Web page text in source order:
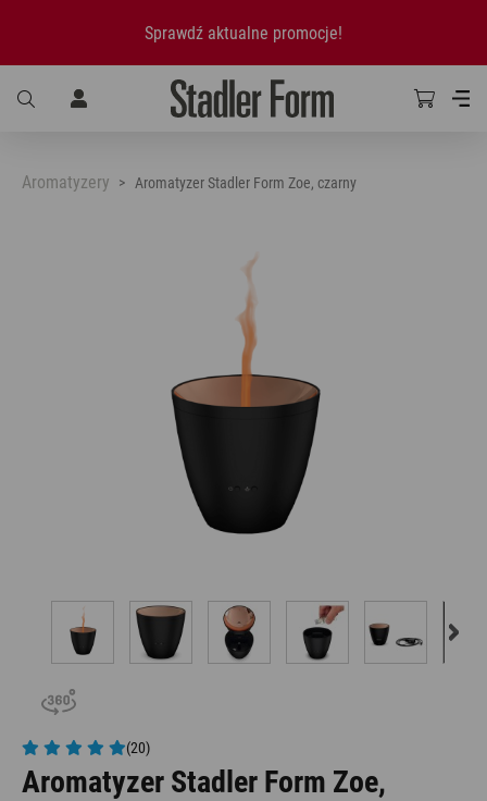
Sprawdź aktualne promocje!
Aromatyzery Aromatyzer Stadler Form Zoe, czarny
(20)
Aromatyzer Stadler Form Zoe,